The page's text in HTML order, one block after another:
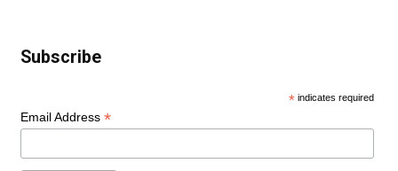
Subscribe
* indicates required
Email Address *